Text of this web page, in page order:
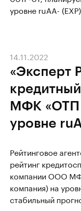
уровне ruAA-
«Эксперт
МФК «ОТП
уровне
14.11.2022
Рейтинговое
рейтинг
компании ООО
компания) на
стабильный